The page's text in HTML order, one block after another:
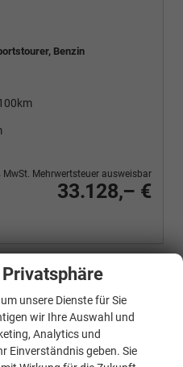
Benzin
33.128,– €
MwSt. Mehrwertsteuer ausweisbar
unsere Dienste für Sie
wir Ihre Auswahl und
Analytics und
Einverständnis geben. Sie